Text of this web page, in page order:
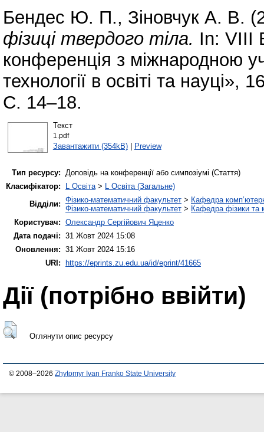
Бендес Ю. П., Зіновчук А. В.
фізиці твердого тіла. In:
конференція з міжнародною
технології в освіті та
С. 14–18.
Текст
1.pdf
Завантажити (354kB)| Preview
Тип ресурсу: Доповідь на конференції або симпозіумі (Стаття)
Класифікатор:
L Освіта> L Освіта (Загальне)
Відділи: Фізико-математичний факультет > Кафедра
Фізико-математичний факультет > Кафедра фізики та
Користувач: Олександр Сергійович Яценко
Дата подачі: 31 Жовт 2024 15:08
Оновлення: 31 Жовт 2024 15:16
URI:
https://eprints.zu.edu.ua/id/eprint/41665
Дії ​​(потрібно ввійти)
Оглянути опис ресурсу
© 2008–2026 Zhytomyr Ivan Franko State University